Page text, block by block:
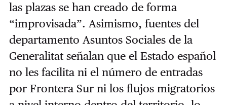
las plazas se han creado de forma
“improvisada”. Asimismo, fuentes del
departamento Asuntos Sociales de la
Generalitat señalan que el Estado español
no les facilita ni el número de entradas
por Frontera Sur ni los flujos migratorios